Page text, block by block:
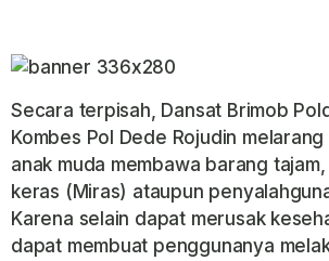
Secara terpisah, Dansat Brimob
Kombes Pol Dede Rojudin
anak muda membawa barang tajam,
keras (Miras) ataupun
Karena selain dapat merusak
dapat membuat penggunanya